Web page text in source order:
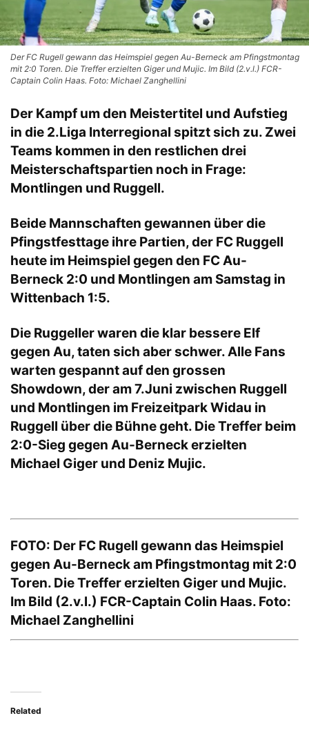
Der FC Rugell gewann das Heimspiel gegen Au-Berneck am Pfingstmontag
mit 2:0 Toren. Die Treffer erzielten Giger und Mujic. Im Bild (2.v.l.) FCR-
Captain Colin Haas. Foto: Michael Zanghellini
Der Kampf um den Meistertitel und Aufstieg
in die 2.Liga Interregional spitzt sich zu. Zwei
Teams kommen in den restlichen drei
Meisterschaftspartien noch in Frage:
Montlingen und Ruggell.
Beide Mannschaften gewannen über die
Pfingstfesttage ihre Partien, der FC Ruggell
heute im Heimspiel gegen den FC Au-
Berneck 2:0 und Montlingen am Samstag in
Wittenbach 1:5.
Die Ruggeller waren die klar bessere Elf
gegen Au, taten sich aber schwer. Alle Fans
warten gespannt auf den grossen
Showdown, der am 7.Juni zwischen Ruggell
und Montlingen im Freizeitpark Widau in
Ruggell über die Bühne geht. Die Treffer beim
2:0-Sieg gegen Au-Berneck erzielten
Michael Giger und Deniz Mujic.
FOTO: Der FC Rugell gewann das Heimspiel
gegen Au-Berneck am Pfingstmontag mit 2:0
Toren. Die Treffer erzielten Giger und Mujic.
Im Bild (2.v.l.) FCR-Captain Colin Haas. Foto:
Michael Zanghellini
Related